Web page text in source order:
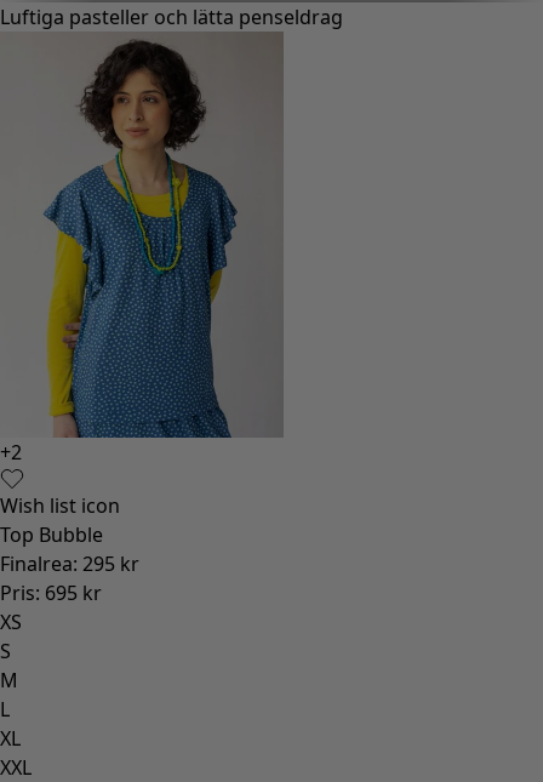
Luftiga pasteller och lätta penseldrag
+2
Wish list icon
Top Bubble
Finalrea: 295 kr
Pris: 695 kr
XS
S
M
L
XL
XXL